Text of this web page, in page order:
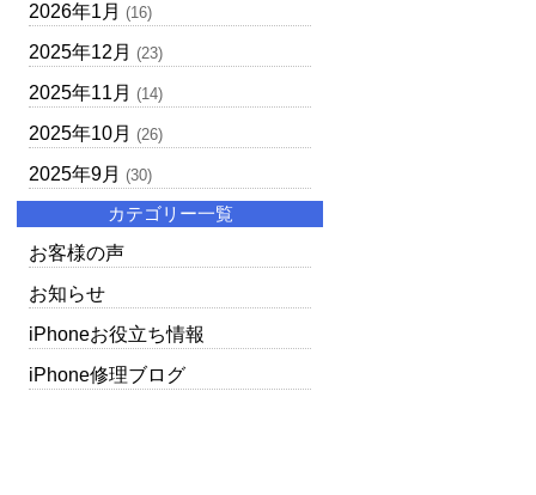
2026年1月 (16)
2025年12月 (23)
2025年11月 (14)
2025年10月 (26)
2025年9月 (30)
カテゴリー一覧
お客様の声
お知らせ
iPhoneお役立ち情報
iPhone修理ブログ